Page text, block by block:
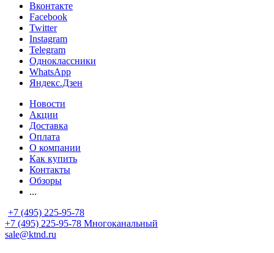
Вконтакте
Facebook
Twitter
Instagram
Telegram
Одноклассники
WhatsApp
Яндекс.Дзен
Новости
Акции
Доставка
Оплата
О компании
Как купить
Контакты
Обзоры
...
+7 (495) 225-95-78
+7 (495) 225-95-78 Многоканальный
sale@ktnd.ru